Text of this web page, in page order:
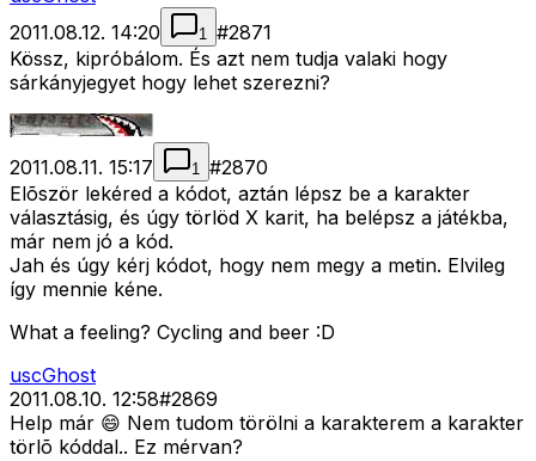
2011.08.12. 14:20
1 #2871
Kössz, kipróbálom. És azt nem tudja valaki hogy
sárkányjegyet hogy lehet szerezni?
2011.08.11. 15:17 1 #2870
Elõször lekéred a kódot, aztán lépsz be a karakter
választásig, és úgy törlöd X karit, ha belépsz a játékba,
már nem jó a kód.
Jah és úgy kérj kódot, hogy nem megy a metin. Elvileg
így mennie kéne.
What a feeling? Cycling and beer :D
uscGhost
2011.08.10. 12:58#2869
Help már 😄 Nem tudom törölni a karakterem a karakter
törlõ kóddal.. Ez mérvan?